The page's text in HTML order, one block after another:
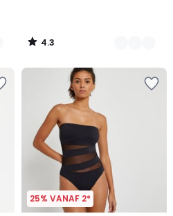
4.3
/
25% VANAF 2*